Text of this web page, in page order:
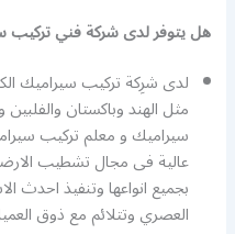
هل يتوفر لدى شركة فني تركيب
لدى شرِكة تركيب سيراميك
مثل الهند وباكستان
سيراميك و معلم تركيب
عالية فى مجال تشطيب
بجميع انواعها وتنفيذ احدث
العصري وتتلائم مع ذوق